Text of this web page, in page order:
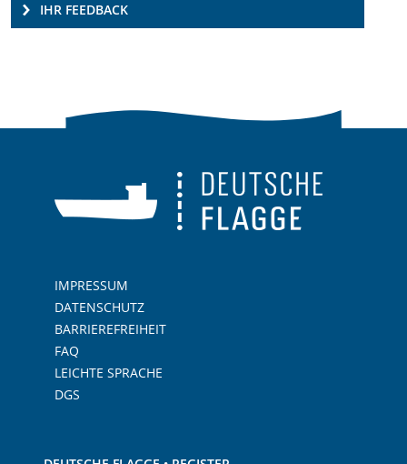
IHR FEEDBACK
IMPRESSUM
DATENSCHUTZ
BARRIEREFREIHEIT
FAQ
LEICHTE SPRACHE
DGS